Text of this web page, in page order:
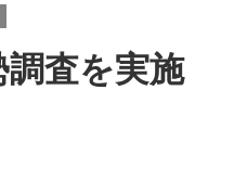
査を実施